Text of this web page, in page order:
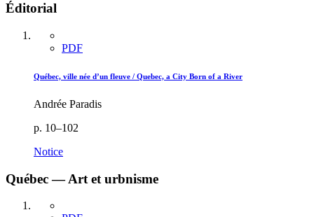
Éditorial
PDF
Québec, ville née d’un fleuve / Quebec, a City Born of a River
Andrée Paradis
p. 10–102
Notice
Québec — Art et urbnisme